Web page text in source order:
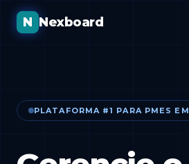
N Nexboard
PLATAFORMA #1 PARA PMES